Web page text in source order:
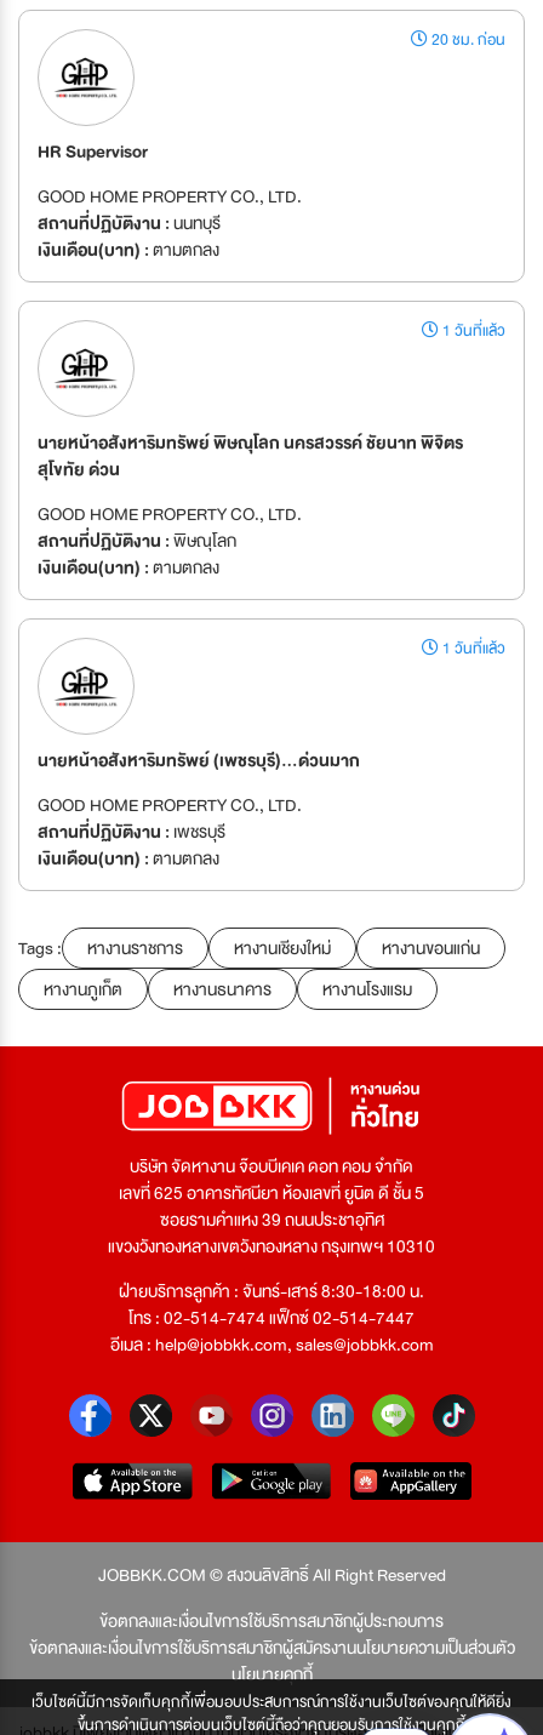
เว็บไซต์นี้มีการจัดเก็บคุกกี้เพื่อมอบประสบการณ์การใช้งานเว็บไซต์ของคุณให้ดียิ่ง
ขึ้นการดำเนินการต่อบนเว็บไซต์นี้ถือว่าคุณยอมรับการใช้งานคุกกี้
20 ชม. ก่อน
HR Supervisor
GOOD HOME PROPERTY CO., LTD.
สถานที่ปฏิบัติงาน :นนทบุรี
เงินเดือน(บาท) :ตามตกลง
1 วันที่แล้ว
นายหน้าอสังหาริมทรัพย์ พิษณุโลก นครสวรรค์ ชัยนาท พิจิตร
สุโขทัย ด่วน
GOOD HOME PROPERTY CO., LTD.
สถานที่ปฏิบัติงาน :พิษณุโลก
เงินเดือน(บาท) :ตามตกลง
1 วันที่แล้ว
นายหน้าอสังหาริมทรัพย์ (เพชรบุรี)...ด่วนมาก
GOOD HOME PROPERTY CO., LTD.
สถานที่ปฏิบัติงาน : เพชรบุรี
เงินเดือน(บาท) :ตามตกลง
Tags : หางานราชการ หางานเชียงใหม่
หางานขอนแก่น
หางานภูเก็ต
หางานธนาคาร หางานโรงแรม
บริษัท จัดหางาน จ๊อบบีเคเค ดอท คอม จำกัด
เลขที่ 625 อาคารทัศนียา ห้องเลขที่ ยูนิต ดี ชั้น 5
ซอยรามคำแหง 39 ถนนประชาอุทิศ
แขวงวังทองหลางเขตวังทองหลาง กรุงเทพฯ 10310
ฝ่ายบริการลูกค้า : จันทร์-เสาร์ 8:30-18:00 น.
โทร : 02-514-7474 แฟ็กซ์ 02-514-7447
อีเมล :help@jobbkk.com,sales@jobbkk.com
JOBBKK.COM © สงวนลิขสิทธิ์ All Right Reserved
ข้อตกลงและเงื่อนไขการใช้บริการสมาชิกผู้ประกอบการ
ข้อตกลงและเงื่อนไขการใช้บริการสมาชิกผู้สมัครงานนโยบายความเป็นส่วนตัว
นโยบายคุกกี้